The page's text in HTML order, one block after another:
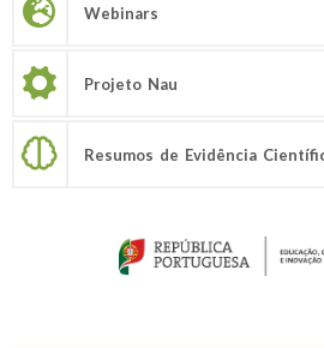
Webinars
Projeto Nau
Resumos de Evidência